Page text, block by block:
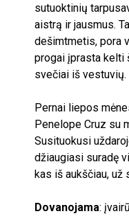
sutuoktinių
aistrą ir jausmus.
dešimtmetis, pora
progai įprasta kelti
svečiai iš vestuvių.
Pernai liepos
Penelope Cruz su
Susituokusi
džiaugiasi suradę
kas iš aukščiau, už
Dovanojama: